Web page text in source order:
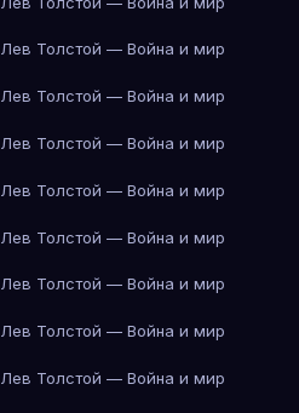
Лев Толстой — Война и мир
Лев Толстой — Война и мир
Лев Толстой — Война и мир
Лев Толстой — Война и мир
Лев Толстой — Война и мир
Лев Толстой — Война и мир
Лев Толстой — Война и мир
Лев Толстой — Война и мир